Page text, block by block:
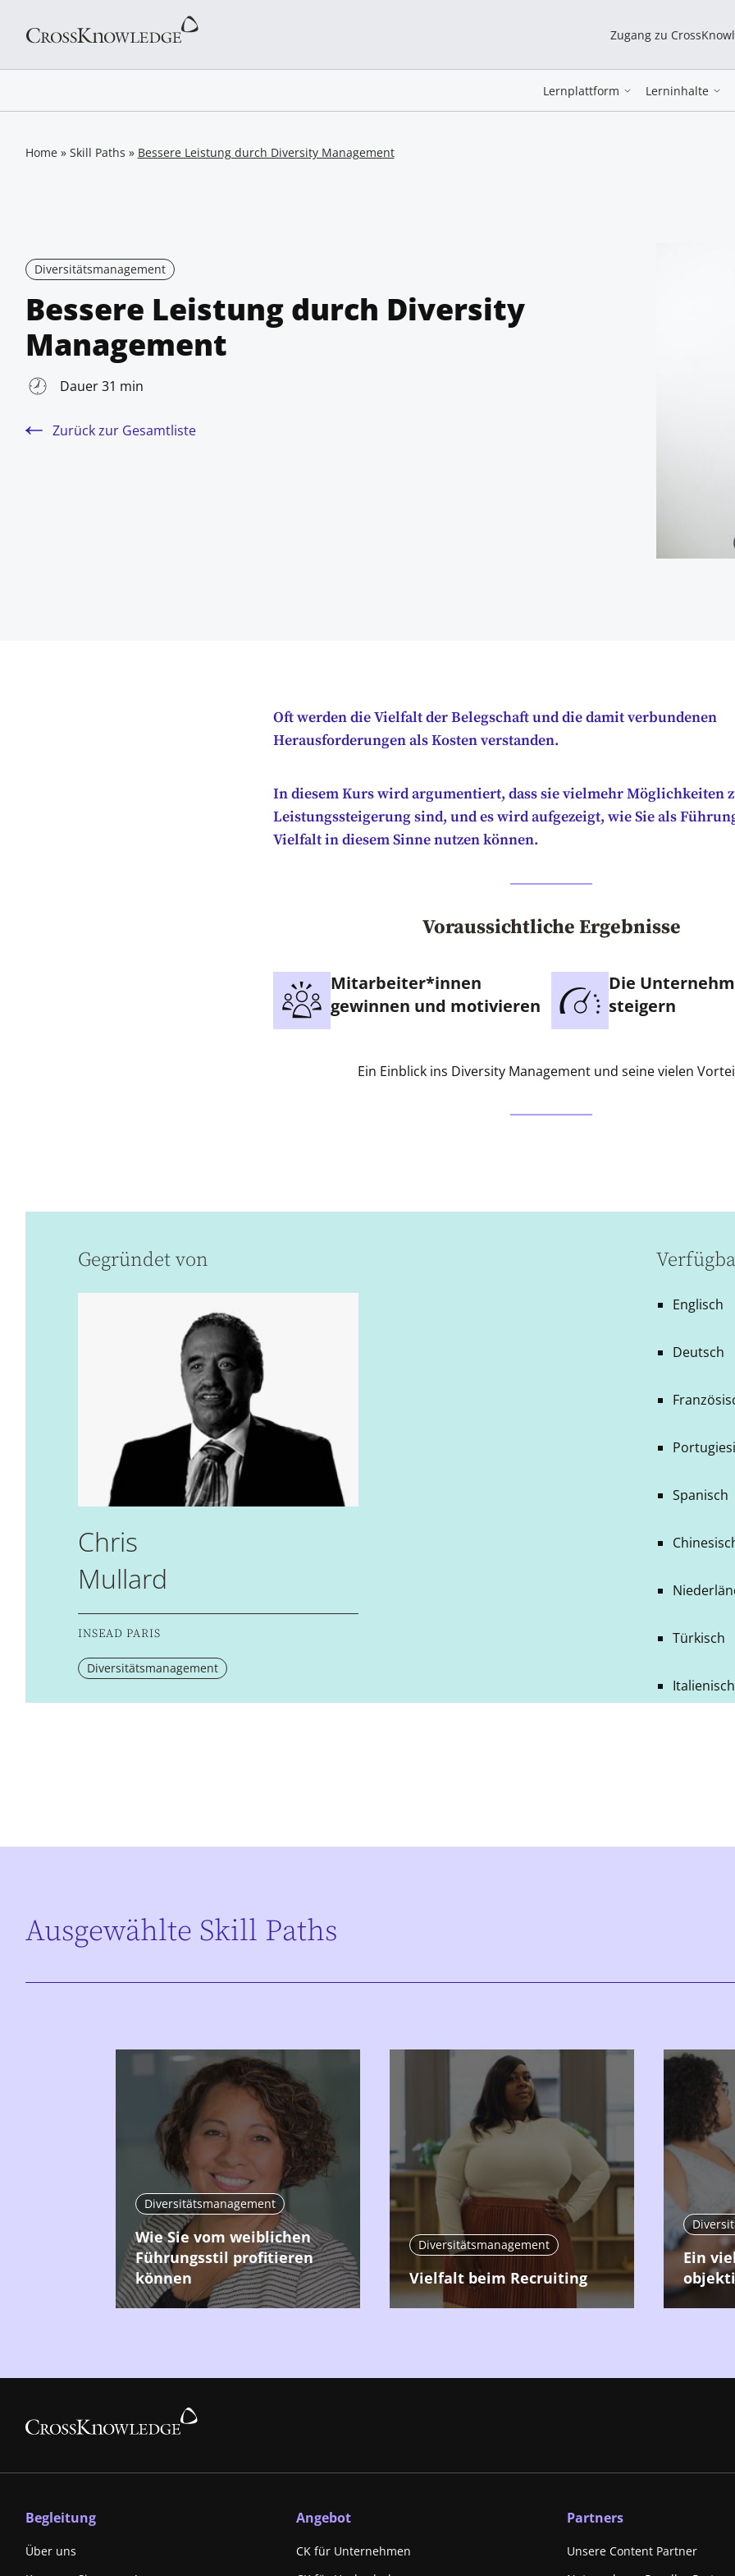
Zugang zu
Lernplattform Lerninhalte
Home» Skill Paths » Bessere Leistung durch Diversity Management
Diversitätsmanagement
Bessere Leistung durch Diversity
Management
Dauer 31 min
Zurück zur Gesamtliste
Oft werden die Vielfalt der Belegschaft und die damit verbundenen
Herausforderungen als Kosten verstanden.
In diesem Kurs wird argumentiert, dass sie vielmehr Möglichkeiten
Leistungssteigerung sind, und es wird aufgezeigt, wie Sie als
Vielfalt in diesem Sinne nutzen können.
Voraussichtliche Ergebnisse
Mitarbeiter*innen
gewinnen und motivieren
Die
steigern
Ein Einblick ins Diversity Management und seine vielen
Gegründet von
Chris
Mullard
INSEAD PARIS
Diversitätsmanagement
Englisch
Deutsch
Spanisch
Türkisch
Italienisch
Ausgewählte Skill Paths
Diversitätsmanagement
Wie Sie vom weiblichen
Führungsstil profitieren
können
Diversitätsmanagement
Vielfalt beim Recruiting
Ein
Begleitung
Über uns
Angebot
CK für Unternehmen
Partners
Unsere Content Partner